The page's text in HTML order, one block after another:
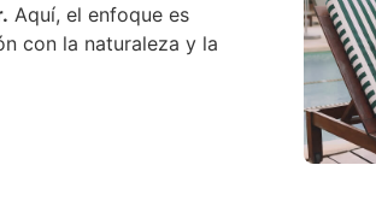
Aquí, el enfoque es
con la naturaleza y la